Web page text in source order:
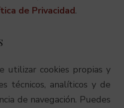
de Privacidad.
utilizar cookies propias y
técnicos, analíticos y de
de navegación. Puedes